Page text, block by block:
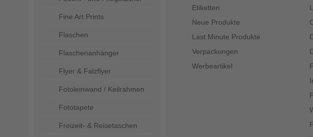
Fine Art Prints
Flaschen
Flaschenanhänger
Flyer & Falzflyer
Fotoleinwand / Keilrahmen
Fototapete
Freizeit- & Reisetaschen
Etiketten
Neue Produkte
Last Minute Produkte
Verpackungen
Werbeartikel